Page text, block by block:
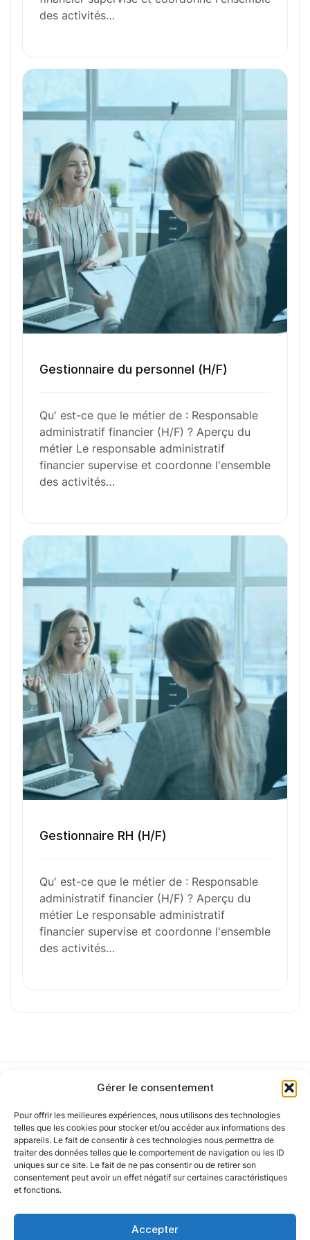
Gérer le consentement
Pour offrir les meilleures expériences, nous utilisons des technologies
telles que les cookies pour stocker et/ou accéder aux informations des
appareils. Le fait de consentir à ces technologies nous permettra de
traiter des données telles que le comportement de navigation ou les ID
uniques sur ce site. Le fait de ne pas consentir ou de retirer son
consentement peut avoir un effet négatif sur certaines caractéristiques
et fonctions.
Accepter
Compétences Requises
Formation et Qualifications
Perspectives de carrière
Avantages
Ces métiers peuvent vous intéresser
Envie de commencer
l’aventure avecnous?
N’attendez plus !
Déposez votrecandidature
spontanée
Votre nom
Votre e-mail
Numéro de téléphone
Votre CV
Glisser & déposer les fichiers ici
vérifié par un auteur humain.
des activités…
Gestionnaire du personnel (H/F)
Qu' est-ce que le métier de : Responsable
administratif financier (H/F) ? Aperçu du
métier Le responsable administratif
financier supervise et coordonne l'ensemble
des activités…
Gestionnaire RH (H/F)
Qu' est-ce que le métier de : Responsable
administratif financier (H/F) ? Aperçu du
métier Le responsable administratif
financier supervise et coordonne l'ensemble
des activités…
Notre politique
Nos agences
Nos autres marques